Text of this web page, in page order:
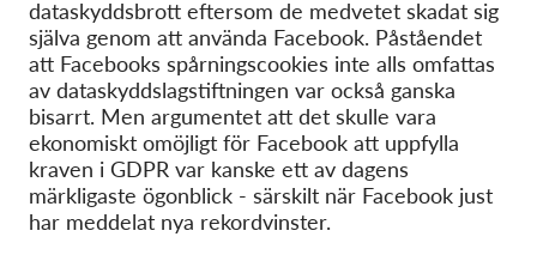
dataskyddsbrott eftersom de medvetet skadat sig
själva genom att använda Facebook. Påståendet
att Facebooks spårningscookies inte alls omfattas
av dataskyddslagstiftningen var också ganska
bisarrt. Men argumentet att det skulle vara
ekonomiskt omöjligt för Facebook att uppfylla
kraven i GDPR var kanske ett av dagens
märkligaste ögonblick - särskilt när Facebook just
har meddelat nya rekordvinster.